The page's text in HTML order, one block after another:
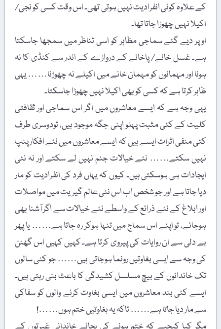
کے علاوہ کوئی انفرادیت نہیں ہوتی تھی۔ اس وقت کسی کو نجی/
اکیلا نہیں چھوڑا جاتا تھا۔
اوپر دیے گئے سماجی مظاہر کو اسی تناظر میں سمجھا جاسکتا
ہے۔ غسل خانے/ پاخانے کے دروازے کے اندر سے کنڈی کا نہ
ہونا اور مہمانوں کو مہمان خانے میں اکیلے نہ چھوڑنا…… یہی
ظاہر کرتا ہے کہ کسی کو بھی اکیلا نہیں چھوڑا جاسکتا۔
یہی وجہ ہے کہ ایسے معاشروں میں اگر اس سماجی اور ثقافتی
کلیت کے کئی مثبت پہلو اپنی جگہ موجود ہیں، تودوسری طرف
کئی منفی اثرات ایسے ہیں کہ ایسے معاشروں میں نئے افکار پنپ
نہیں سکتے…… نئے خیالات جنم نہیں لے سکتے اور نہ نئی
ایجادات ہی ہوسکتی ہیں۔ کیوں کہ یہاں فرد کی انفرادیت کو مار
دیا جاتا ہے اور جو شخص اب اس نئی عالم گیریت میں مواصلات
اور ابلاغ کے نئے ذرائع کے واسطے نئے خیالات سے اگر آشنا بھی
ہوجائے، تو اپنے اس سماج میں تنہا ہوکر رہ جاتا ہے…… یا پھر
بے دلی سے ان روایات کی پیروی کرتا ہے۔ کہیں کہیں اس گھٹن
کی وجہ سے ایسی بغاوتیں رونما ہوجاتی ہیں…… جو کئی سالوں
تک خاندانوں کے بیچ مسلسل کشیدگی کا باعث بنی رہتی ہیں۔
ایسے کئی بند معاشروں میں ایسی بغاوت کرنے والوں کو سفاکی
سے مار دیا جاتا ہے…… تاکہ یہ بغاوتیں ختم ہوں……!